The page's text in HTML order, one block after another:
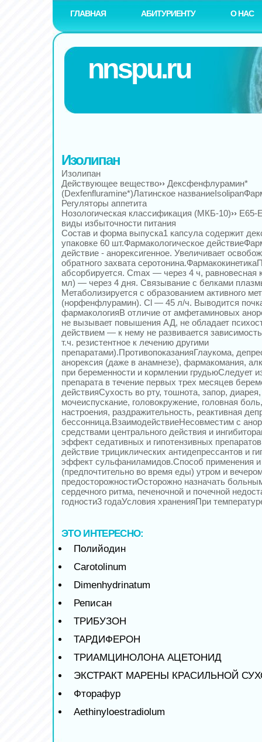
ГЛАВНАЯ АБИТУРИЕНТУ О НАС
nnspu.ru
Изолипан
Изолипан
Действующее вещество›› Дексфенфлурамин*
(Dexfenfluramine*)Латинское
Регуляторы аппетита
Нозологическая классификация (МКБ-10)›› E65-
виды избыточности питания
Состав и форма выпуска1 капсула содержит
упаковке 60 шт.Фармакологическое
действие - анорексигенное. Увеличивает
обратного захвата
абсорбируется. Cmax — через 4 ч, равновесная
мл) — через 4 дня. Связывание с белками
Метаболизируется с образованием активного
(норфенфлурамин). Cl — 45 л/ч. Выводится
фармакологияВ отличие от амфетаминовых
не вызывает повышения АД, не обладает
действием — к нему не развивается
т.ч. резистентное к лечению другими
препаратами).ПротивопоказанияГлаукома,
анорексия (даже в анамнезе), фармакомания,
при беременности и кормлении грудьюСледует
препарата в течение первых трех месяцев
действияСухость во рту, тошнота, запор,
мочеиспускание, головокружение, головная
настроения, раздражительность, реактивная
бессонница.ВзаимодействиеНесовместим с
средствами центрального действия и
эффект седативных и гипотензивных
действие трициклических антидепрессантов и
эффект сульфаниламидов.Способ применения и
(предпочтительно во время еды) утром и
предосторожностиОсторожно назначать
сердечного ритма, печеночной и почечной
годности3 годаУсловия храненияПри
ЭТО ИНТЕРЕСНО:
Полийодин
Carotolinum
Dimenhydrinatum
Реписан
ТРИБУЗОН
ТАРДИФЕРОН
ТРИАМЦИНОЛОНА АЦЕТОНИД
ЭКСТРАКТ МАРЕНЫ КРАСИЛЬНОЙ
Фторафур
Aethinyloestradiolum